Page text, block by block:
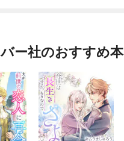
ー社のおすすめ本